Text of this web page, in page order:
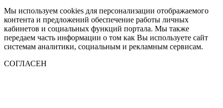
Мы используем cookies для персонализации отображаемого
контента и предложений обеспечение работы личных
кабинетов и социальных функций портала. Мы также
передаем часть информации о том как Вы используете сайт
системам аналитики, социальным и рекламным сервисам.
СОГЛАСЕН